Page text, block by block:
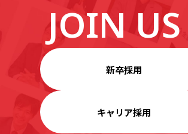
JOIN
新卒採用
キャリア採用